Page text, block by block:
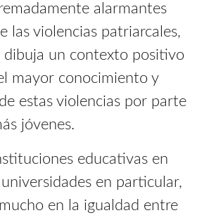
alarmantes
las violencias patriarcales,
dibuja un contexto positivo
mayor conocimiento y
estas violencias por parte
jóvenes.
educativas en
en particular,
en la igualdad entre